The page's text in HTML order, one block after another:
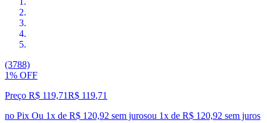
(3788)
1% OFF
Preço R$ 119,71R$ 119,71
no Pix Ou 1x de R$ 120,92 sem jurosou 1x de R$ 120,92 sem juros